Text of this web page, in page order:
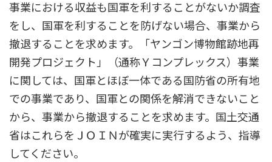
事業における収益も国軍を利することがないか調査
をし、国軍を利することを防げない場合、事業から
撤退することを求めます。「ヤンゴン博物館跡地再
開発プロジェクト」（通称Ｙコンプレックス）事業
に関しては、国軍とほぼ一体である国防省の所有地
での事業であり、国軍との関係を解消できないこと
から、事業から撤退することを求めます。国土交通
省はこれらをＪＯＩＮが確実に実行するよう、指導
してください。